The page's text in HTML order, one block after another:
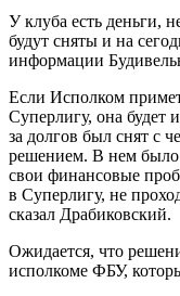
У клуба есть деньги,
будут сняты и на
информации
Если Исполком
Суперлигу, она будет
за долгов был снят с
решением. В нем было
свои финансовые
в Суперлигу, не
сказал Драбиковский.
Ожидается, что
исполкоме ФБУ,